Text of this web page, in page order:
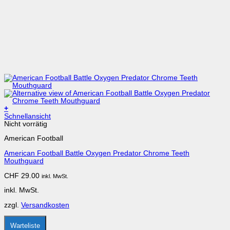
+
Dieses
Produkt
mehrere
auf.
Die
können
der
gewählt
werden
Schnellansicht
Nicht vorrätig
American Football
American Football Battle Oxygen Predator Chrome Teeth
Mouthguard
CHF 29.00 inkl. MwSt.
inkl. MwSt.
zzgl. Versandkosten
Warteliste